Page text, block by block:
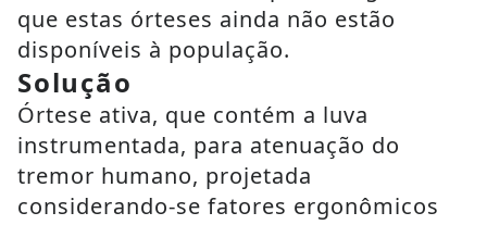
que estas órteses ainda não estão
disponíveis à população.
Solução
Órtese ativa, que contém a luva
instrumentada, para atenuação do
tremor humano, projetada
considerando-se fatores ergonômicos